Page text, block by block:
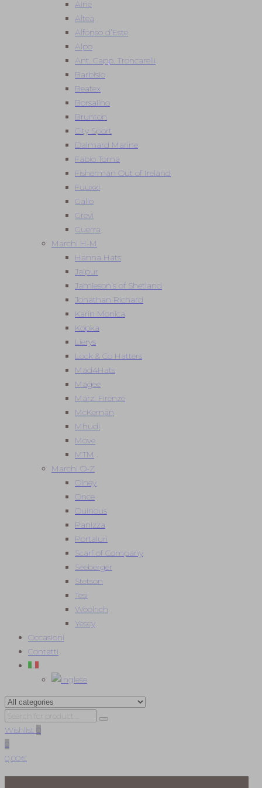
Aine
Altea
Alfonso d’Este
Alpo
Ant. Capp. Troncarelli
Barbisio
Beatex
Borsalino
Brunton
City Sport
Dalmard Marine
Fabio Toma
Fisherman Out of Ireland
Fuuxxi
Gallo
Grevi
Guerra
Marchi H-M
Hanna Hats
Jaipur
Jamieson’s of Shetland
Jonathan Richard
Karin Monica
Kopka
Lierys
Lock & Co Hatters
Mad4Hats
Magee
Marzi Firenze
McKernan
Mhudi
Move
MTM
Marchi O-Z
Olney
Once
Ouinous
Panizza
Portaluri
Scarf of Company
Seeberger
Stetson
Tesi
Woolrich
Yesey
Occasioni
Contatti
Wishlist
0,00€